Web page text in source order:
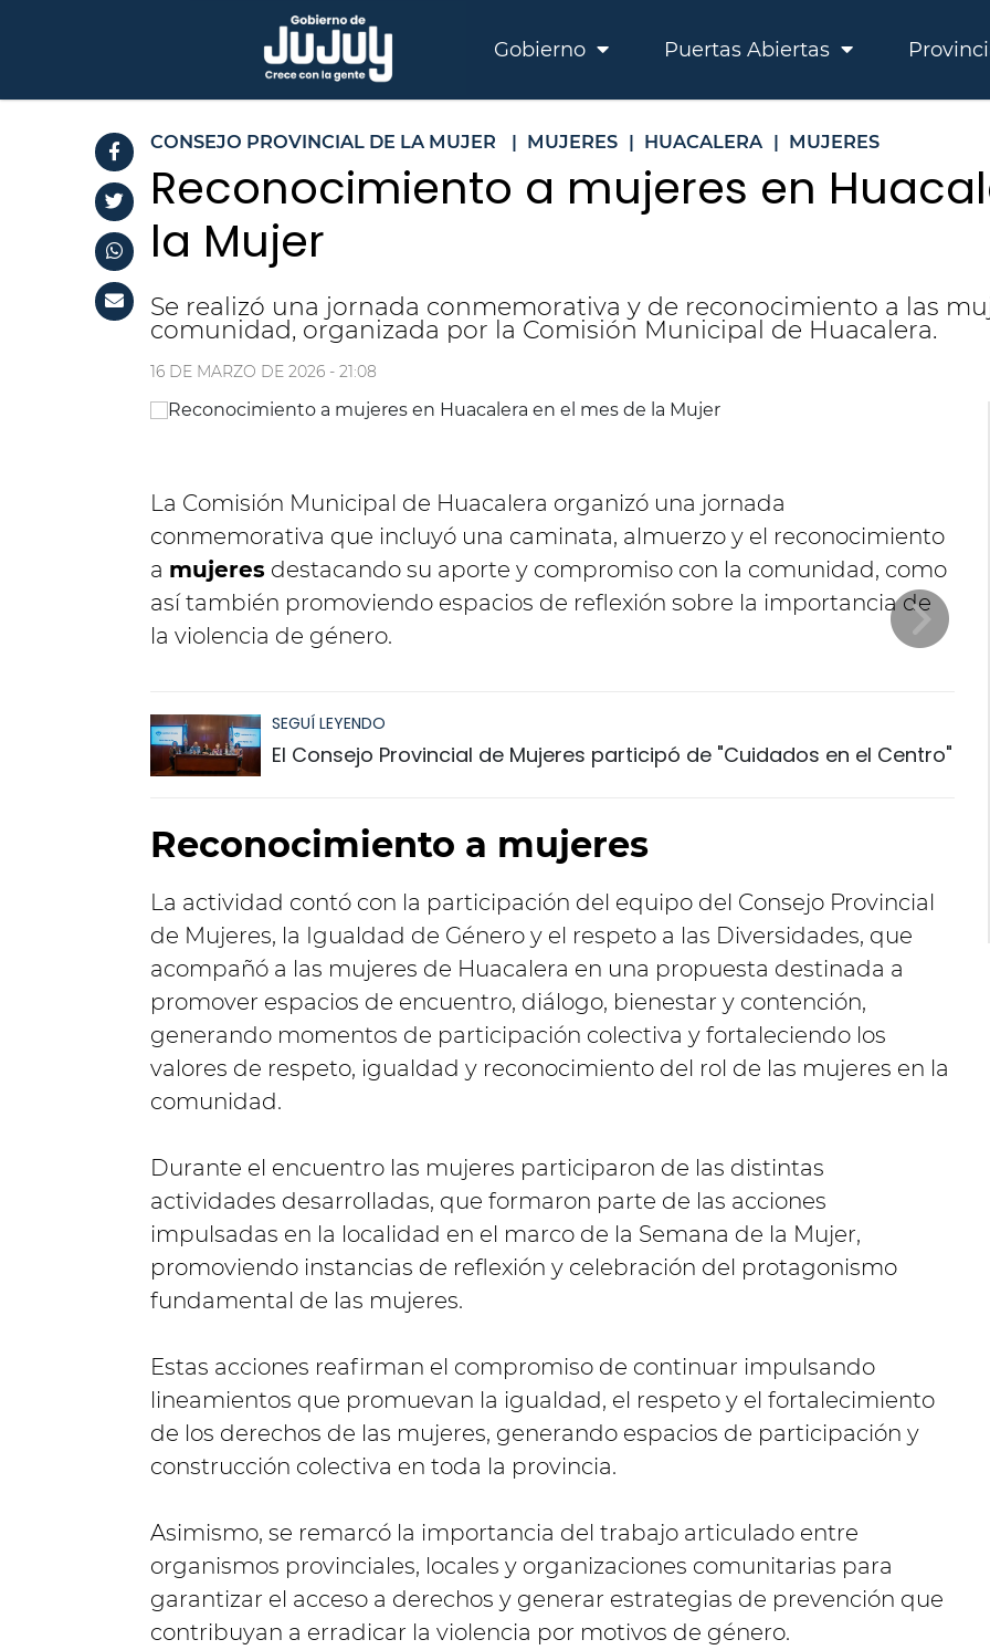
Gobierno Puertas Abiertas
CONSEJO PROVINCIAL DE LA MUJER | MUJERES | HUACALERA | MUJERES
Reconocimiento a mujeres en
la Mujer
Se realizó una jornada conmemorativa y de reconocimiento a las
comunidad, organizada por la Comisión Municipal de Huacalera.
16 DE MARZO DE 2026 - 21:08
La Comisión Municipal de Huacalera organizó una jornada
conmemorativa que incluyó una caminata, almuerzo y el reconocimiento
a mujeres destacando su aporte y compromiso con la comunidad, como
así también promoviendo espacios de reflexión sobre la importancia de
la violencia de género.
SEGUÍ LEYENDO
El Consejo Provincial de Mujeres participó de "Cuidados en el Centro"
Reconocimiento a mujeres
La actividad contó con la participación del equipo del Consejo Provincial
de Mujeres, la Igualdad de Género y el respeto a las Diversidades, que
acompañó a las mujeres de Huacalera en una propuesta destinada a
promover espacios de encuentro, diálogo, bienestar y contención,
generando momentos de participación colectiva y fortaleciendo los
valores de respeto, igualdad y reconocimiento del rol de las mujeres en la
comunidad.
Durante el encuentro las mujeres participaron de las distintas
actividades desarrolladas, que formaron parte de las acciones
impulsadas en la localidad en el marco de la Semana de la Mujer,
promoviendo instancias de reflexión y celebración del protagonismo
fundamental de las mujeres.
Estas acciones reafirman el compromiso de continuar impulsando
lineamientos que promuevan la igualdad, el respeto y el fortalecimiento
de los derechos de las mujeres, generando espacios de participación y
construcción colectiva en toda la provincia.
Asimismo, se remarcó la importancia del trabajo articulado entre
organismos provinciales, locales y organizaciones comunitarias para
garantizar el acceso a derechos y generar estrategias de prevención que
contribuyan a erradicar la violencia por motivos de género.